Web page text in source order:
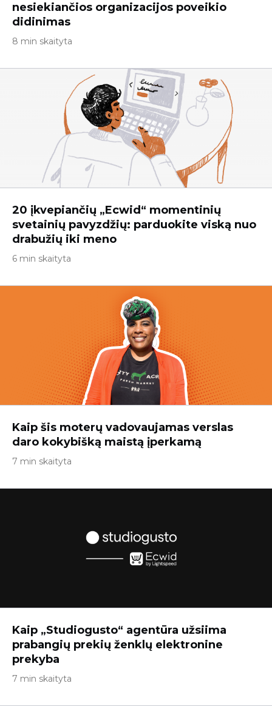
nesiekiančios organizacijos poveikio
didinimas
8 min skaityta
20 įkvepiančių „Ecwid“ momentinių
svetainių pavyzdžių: parduokite viską nuo
drabužių iki meno
6 min skaityta
Kaip šis moterų vadovaujamas verslas
daro kokybišką maistą įperkamą
7 min skaityta
Kaip „Studiogusto“ agentūra užsiima
prabangių prekių ženklų elektronine
prekyba
7 min skaityta